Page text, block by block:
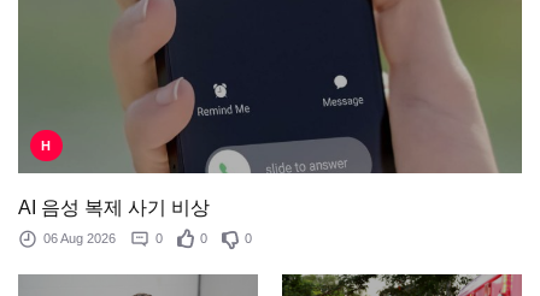
H
AI 음성 복제 사기 비상
06 Aug 2026 0 0 0